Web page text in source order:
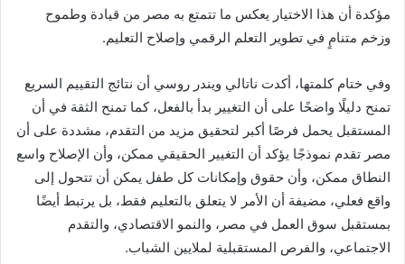
مؤكدة أن هذا الاختيار يعكس ما تتمتع به مصر من قيادة وطموح
وزخم متنامٍ في تطوير التعلم الرقمي وإصلاح التعليم.
وفي ختام كلمتها، أكدت ناتالي ويندر روسي أن نتائج التقييم السريع
تمنح دليلًا واضحًا على أن التغيير بدأ بالفعل، كما تمنح الثقة في أن
المستقبل يحمل فرصًا أكبر لتحقيق مزيد من التقدم، مشددة على أن
مصر تقدم نموذجًا يؤكد أن التغيير الحقيقي ممكن، وأن الإصلاح واسع
النطاق ممكن، وأن حقوق وإمكانات كل طفل يمكن أن تتحول إلى
واقع فعلي، مضيفة أن الأمر لا يتعلق بالتعليم فقط، بل يرتبط أيضًا
بمستقبل سوق العمل في مصر، والنمو الاقتصادي، والتقدم
الاجتماعي، والفرص المستقبلية لملايين الشباب.